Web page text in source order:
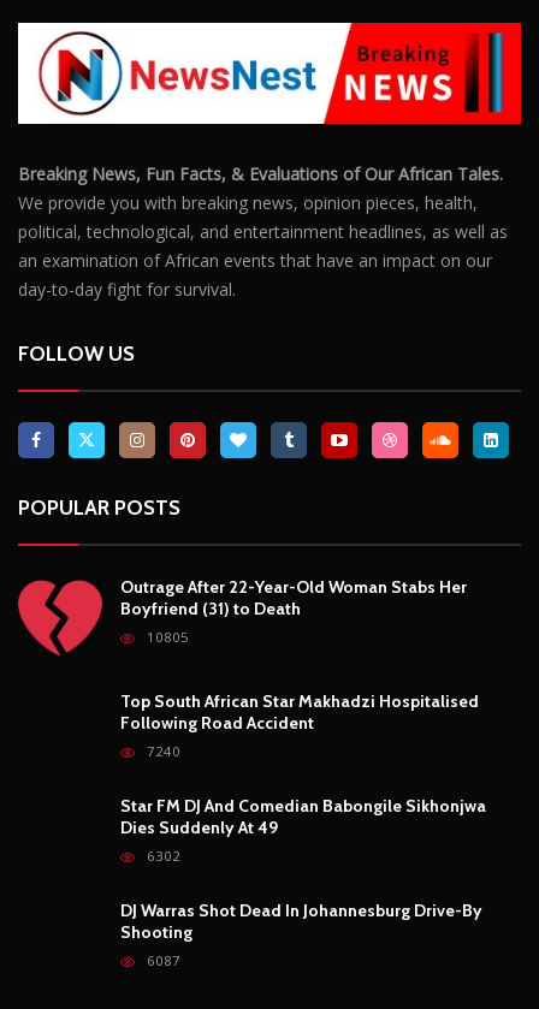
Breaking News, Fun Facts, & Evaluations of Our African Tales.
We provide you with breaking news, opinion pieces, health,
political, technological, and entertainment headlines, as well as
an examination of African events that have an impact on our
day-to-day fight for survival.
FOLLOW US
POPULAR POSTS
Outrage After 22-Year-Old Woman Stabs Her
Boyfriend (31) to Death
10805
Top South African Star Makhadzi Hospitalised
Following Road Accident
7240
Star FM DJ And Comedian Babongile Sikhonjwa
Dies Suddenly At 49
6302
DJ Warras Shot Dead In Johannesburg Drive-By
Shooting
6087